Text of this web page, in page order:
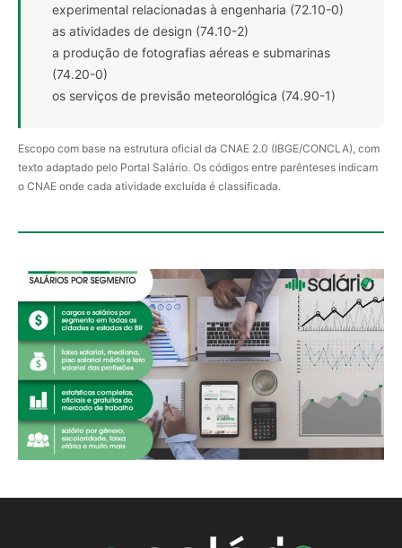
experimental relacionadas à engenharia (72.10-0)
as atividades de design (74.10-2)
a produção de fotografias aéreas e submarinas
(74.20-0)
os serviços de previsão meteorológica (74.90-1)
Escopo com base na estrutura oficial da CNAE 2.0 (IBGE/CONCLA), com
texto adaptado pelo Portal Salário. Os códigos entre parênteses indicam
o CNAE onde cada atividade excluída é classificada.